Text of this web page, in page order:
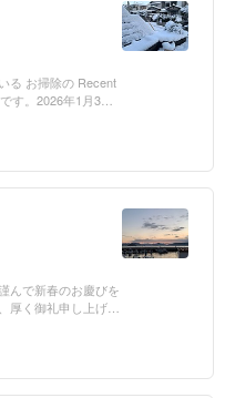
る お掃除の Recent
す。2026年1月3
んで新春のお慶びを
く御礼申し上げま